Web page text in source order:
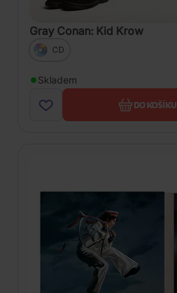
Gray Conan: Kid Krow
CD
Skladem
DO KOŠÍKU